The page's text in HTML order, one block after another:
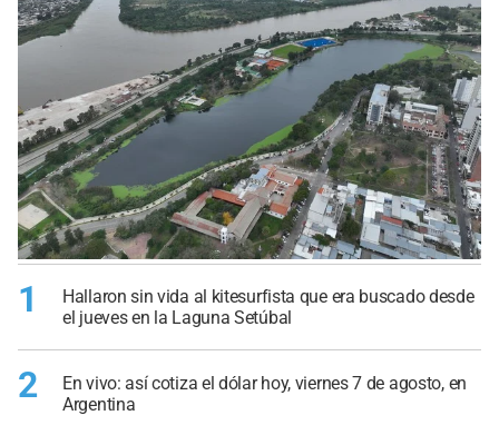
1
Hallaron sin vida al kitesurfista que era buscado desde
el jueves en la Laguna Setúbal
2
En vivo: así cotiza el dólar hoy, viernes 7 de agosto, en
Argentina